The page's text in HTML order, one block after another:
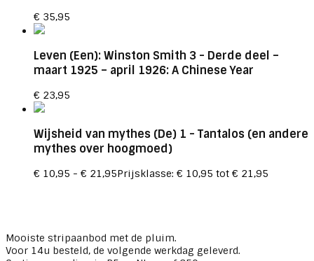
€ 35,95
Leven (Een): Winston Smith 3 - Derde deel –
maart 1925 – april 1926: A Chinese Year
€ 23,95
Wijsheid van mythes (De) 1 - Tantalos (en andere
mythes over hoogmoed)
€ 10,95 - € 21,95Prijsklasse: € 10,95 tot € 21,95
Mooiste stripaanbod met de pluim.
Voor 14u besteld, de volgende werkdag geleverd.